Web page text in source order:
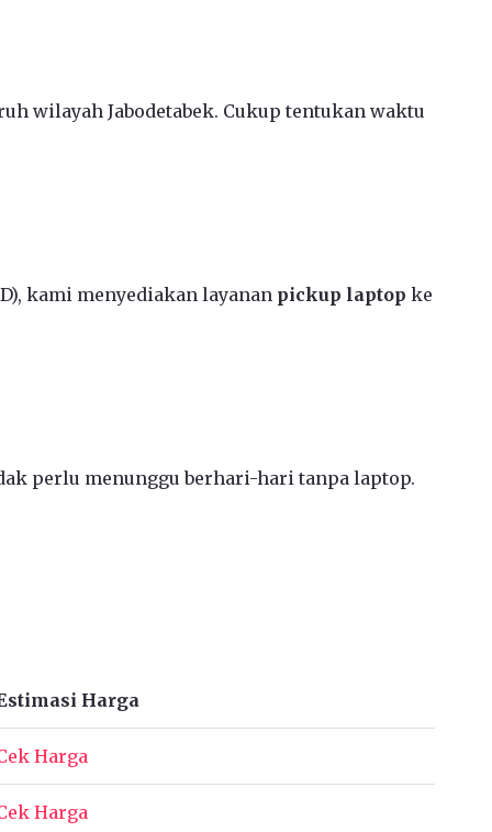
wilayah Jabodetabek. Cukup tentukan waktu
kami menyediakan layanan pickup laptop ke
perlu menunggu berhari-hari tanpa laptop.
Harga
Harga
Harga